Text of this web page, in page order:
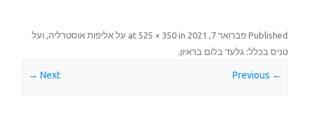
Published פברואר 7, 2021 525 × 350 in
על אליפות אוסטרליה, ועל
טניס בכלל: גלעד בלום בראיון
← Previous
Next →